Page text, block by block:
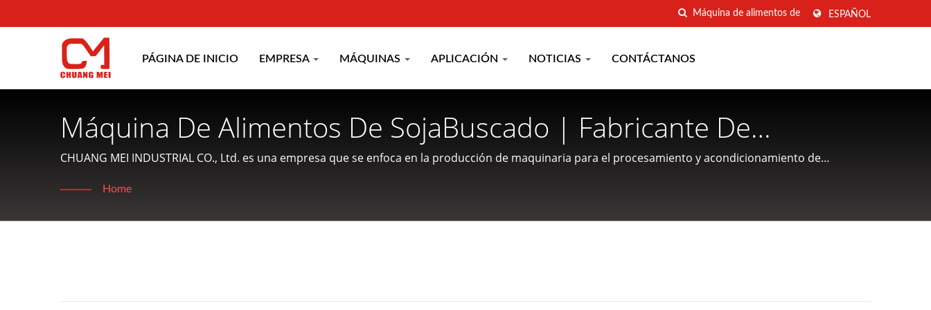
ESPAÑOL
PÁGINA DE INICIO EMPRESA MÁQUINAS APLICACIÓN NOTICIAS CONTÁCTANOS
Máquina De Alimentos De SojaBuscado | Fabricante De
Máquinas Y Equipos De Procesamiento De Alimentos Con Sede
En Taiwán | CHUANG MEI INDUSTRIAL CO.
CHUANG MEI INDUSTRIAL CO., Ltd. es una empresa que se enfoca en la producción de maquinaria para el procesamiento y acondicionamiento de
Home